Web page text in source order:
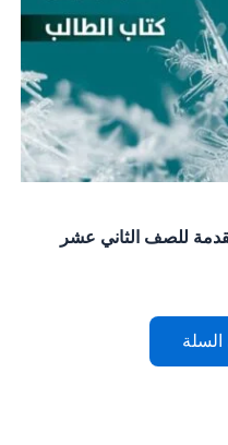
للصف الثاني عشر
السلة